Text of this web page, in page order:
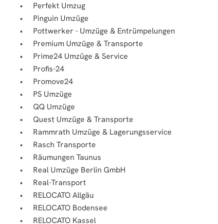
Perfekt Umzug
Pinguin Umzüge
Pottwerker - Umzüge & Entrümpelungen
Premium Umzüge & Transporte
Prime24 Umzüge & Service
Profis-24
Promove24
PS Umzüge
QQ Umzüge
Quest Umzüge & Transporte
Rammrath Umzüge & Lagerungsservice
Rasch Transporte
Räumungen Taunus
Real Umzüge Berlin GmbH
Real-Transport
RELOCATO Allgäu
RELOCATO Bodensee
RELOCATO Kassel